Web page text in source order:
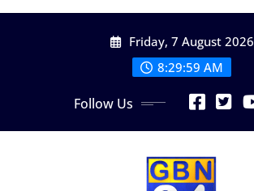
Friday, 7 August 2026
8:30:01 AM
Follow Us